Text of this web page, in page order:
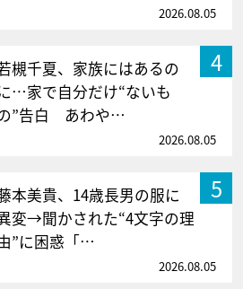
2026.08.05
4
槻千夏、家族にはあるの
…家で自分だけ“ないも
”告白 あわや…
2026.08.05
5
本美貴、14歳長男の服に
変→聞かされた“4文字の理
”に困惑「…
2026.08.05